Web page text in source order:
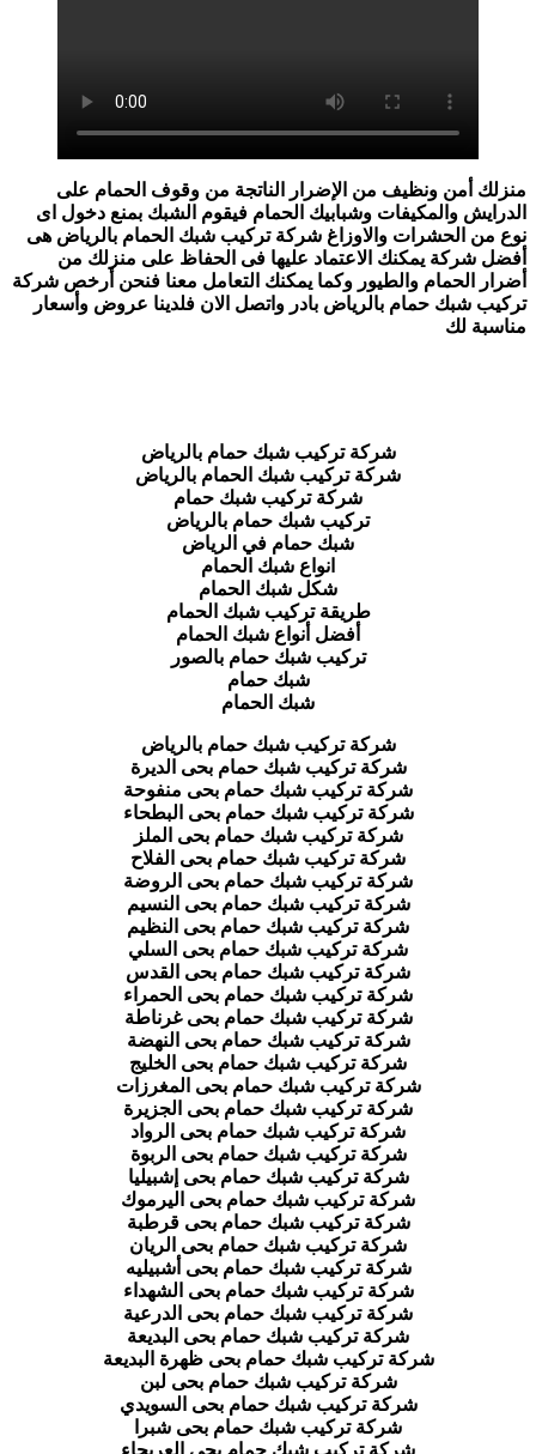
أمن ونظيف من الإضرار الناتجة من وقوف الحمام على
والمكيفات وشبابيك الحمام فيقوم الشبك بمنع دخول اى
من الحشرات والاوزاغ شركة تركيب شبك الحمام بالرياض هى
شركة يمكنك الاعتماد عليها فى الحفاظ على منزلك من
الحمام والطيور وكما يمكنك التعامل معنا فنحن أرخص شركة
شبك حمام بالرياض بادر واتصل الان فلدينا عروض وأسعار
لك
شركة تركيب شبك حمام بالرياض
شركة تركيب شبك الحمام بالرياض
شركة تركيب شبك حمام
تركيب شبك حمام بالرياض
شبك حمام في الرياض
انواع شبك الحمام
شكل شبك الحمام
طريقة تركيب شبك الحمام
أفضل أنواع شبك الحمام
تركيب شبك حمام بالصور
شبك حمام
شبك الحمام
شركة تركيب شبك حمام بالرياض
شركة تركيب شبك حمام بحى الديرة
شركة تركيب شبك حمام بحى منفوحة
شركة تركيب شبك حمام بحى البطحاء
شركة تركيب شبك حمام بحى الملز
شركة تركيب شبك حمام بحى الفلاح
شركة تركيب شبك حمام بحى الروضة
شركة تركيب شبك حمام بحى النسيم
شركة تركيب شبك حمام بحى النظيم
شركة تركيب شبك حمام بحى السلي
شركة تركيب شبك حمام بحى القدس
شركة تركيب شبك حمام بحى الحمراء
شركة تركيب شبك حمام بحى غرناطة
شركة تركيب شبك حمام بحى النهضة
شركة تركيب شبك حمام بحى الخليج
شركة تركيب شبك حمام بحى المغرزات
شركة تركيب شبك حمام بحى الجزيرة
شركة تركيب شبك حمام بحى الرواد
شركة تركيب شبك حمام بحى الربوة
شركة تركيب شبك حمام بحى إشبيليا
شركة تركيب شبك حمام بحى اليرموك
شركة تركيب شبك حمام بحى قرطبة
شركة تركيب شبك حمام بحى الريان
شركة تركيب شبك حمام بحى أشبيليه
شركة تركيب شبك حمام بحى الشهداء
شركة تركيب شبك حمام بحى الدرعية
شركة تركيب شبك حمام بحى البديعة
شركة تركيب شبك حمام بحى ظهرة البديعة
شركة تركيب شبك حمام بحى لبن
شركة تركيب شبك حمام بحى السويدي
شركة تركيب شبك حمام بحى شبرا